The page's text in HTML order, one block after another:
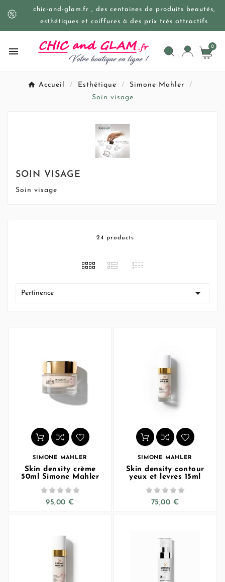
chic-and-glam.fr , des centaines de produits beautés,
esthétiques et coiffures à des prix très attractifs
 0
Accueil Esthétique
Simone Mahler
Soin visage
SOIN VISAGE
Soin visage
24 products
Pertinence 
SIMONE MAHLER
Skin density crème
50ml Simone Mahler
    
95,00 €
SIMONE MAHLER
Skin density contour
yeux et levres 15ml
    
75,00 €